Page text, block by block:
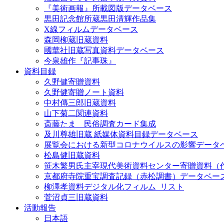
『美術画報』所載図版データベース
黒田記念館所蔵黒田清輝作品集
X線フィルムデータベース
森岡柳蔵旧蔵資料
國華社旧蔵写真資料データベース
今泉雄作『記事珠』
資料目録
久野健寄贈資料
久野健寄贈ノート資料
中村傳三郎旧蔵資料
山下菊二関連資料
斎藤たま 民俗調査カード集成
及川尊雄旧蔵 紙媒体資料目録データベース
展覧会における新型コロナウイルスの影響データ
松島健旧蔵資料
笹木繁男氏主宰現代美術資料センター寄贈資料（
京都府寺院重宝調査記録（赤松調書）データベー
柳澤孝資料デジタル化フィルム_リスト
菅沼貞三旧蔵資料
活動報告
日本語